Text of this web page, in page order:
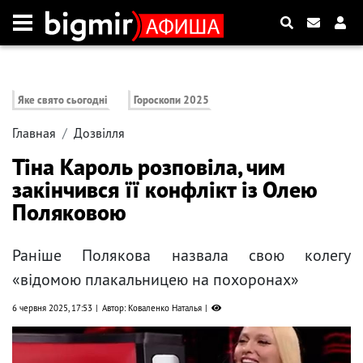
Яке свято сьогодні Гороскопи 2025
Главная Дозвілля
Тіна Кароль розповіла, чим
закінчився її конфлікт із Олею
Поляковою
Раніше Полякова назвала свою колегу
«відомою плакальницею на похоронах»
6 червня 2025, 17:53 Автор: Коваленко Наталья